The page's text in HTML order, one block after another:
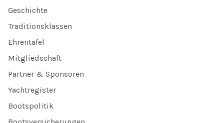
Geschichte
Traditionsklassen
Ehrentafel
Mitgliedschaft
Partner & Sponsoren
Yachtregister
Bootspolitik